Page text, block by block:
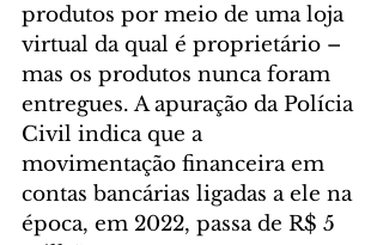
produtos por meio de uma loja
virtual da qual é proprietário –
mas os produtos nunca foram
entregues. A apuração da Polícia
Civil indica que a
movimentação financeira em
contas bancárias ligadas a ele na
época, em 2022, passa de R$ 5